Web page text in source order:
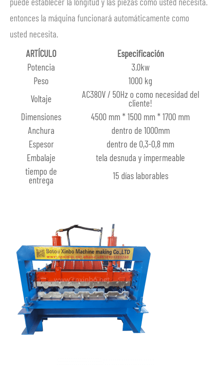
entonces la máquina funcionará automáticamente como
usted necesita.
ARTÍCULO
Especificación
Potencia
3.0kw
Peso
1000 kg
Voltaje
AC380V / 50Hz o como necesidad del
cliente!
Dimensiones
4500 mm * 1500 mm * 1700 mm
Anchura
dentro de 1000mm
Espesor
dentro de 0,3-0,8 mm
Embalaje
tela desnuda y impermeable
tiempo de
entrega 15 días laborables